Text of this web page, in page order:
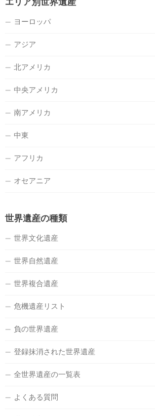
ヨーロッパ
アジア
北アメリカ
中央アメリカ
南アメリカ
中東
アフリカ
オセアニア
世界遺産の種類
世界文化遺産
世界自然遺産
世界複合遺産
危機遺産リスト
負の世界遺産
登録抹消された世界遺産
全世界遺産の一覧表
よくある質問